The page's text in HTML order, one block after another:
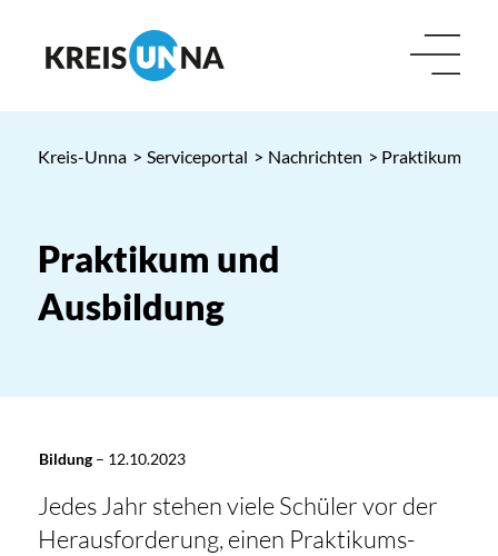
Kreis-Unna > Serviceportal > Nachrichten > Praktikum
Praktikum und
Ausbildung
Bildung– 12.10.2023
Jedes Jahr stehen viele Schüler vor der
Herausforderung, einen Praktikums-